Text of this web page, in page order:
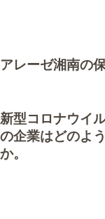
アレーゼ湘南の
新型コロナウイ
の企業はどのよ
か。